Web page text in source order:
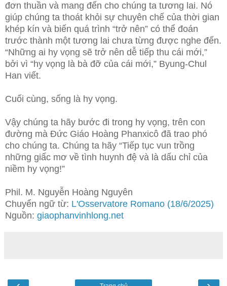
đơn thuần và mang đến cho chúng ta tương lai. Nó
giúp chúng ta thoát khỏi sự chuyên chế của thời gian
khép kín và biến quá trình “trở nên” có thể đoán
trước thành một tương lai chưa từng được nghe đến.
“Những ai hy vọng sẽ trở nên dễ tiếp thu cái mới,”
bởi vì “hy vọng là bà đỡ của cái mới,” Byung-Chul
Han viết.
Cuối cùng, sống là hy vọng.
Vậy chúng ta hãy bước đi trong hy vọng, trên con
đường mà Đức Giáo Hoàng Phanxicô đã trao phó
cho chúng ta. Chúng ta hãy “Tiếp tục vun trồng
những giấc mơ về tình huynh đệ và là dấu chỉ của
niềm hy vọng!”
Phil. M. Nguyễn Hoàng Nguyên
Chuyển ngữ từ: L'Osservatore Romano (18/6/2025)
Nguồn: giaophanvinhlong.net